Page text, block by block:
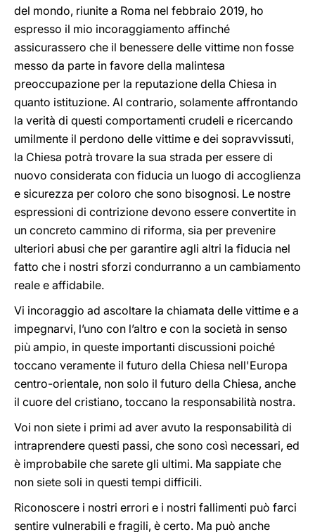
del mondo, riunite a Roma nel febbraio 2019, ho
espresso il mio incoraggiamento affinché
assicurassero che il benessere delle vittime non fosse
messo da parte in favore della malintesa
preoccupazione per la reputazione della Chiesa in
quanto istituzione. Al contrario, solamente affrontando
la verità di questi comportamenti crudeli e ricercando
umilmente il perdono delle vittime e dei sopravvissuti,
la Chiesa potrà trovare la sua strada per essere di
nuovo considerata con fiducia un luogo di accoglienza
e sicurezza per coloro che sono bisognosi. Le nostre
espressioni di contrizione devono essere convertite in
un concreto cammino di riforma, sia per prevenire
ulteriori abusi che per garantire agli altri la fiducia nel
fatto che i nostri sforzi condurranno a un cambiamento
reale e affidabile.
Vi incoraggio ad ascoltare la chiamata delle vittime e a
impegnarvi, l’uno con l’altro e con la società in senso
più ampio, in queste importanti discussioni poiché
toccano veramente il futuro della Chiesa nell'Europa
centro-orientale, non solo il futuro della Chiesa, anche
il cuore del cristiano, toccano la responsabilità nostra.
Voi non siete i primi ad aver avuto la responsabilità di
intraprendere questi passi, che sono così necessari, ed
è improbabile che sarete gli ultimi. Ma sappiate che
non siete soli in questi tempi difficili.
Riconoscere i nostri errori e i nostri fallimenti può farci
sentire vulnerabili e fragili, è certo. Ma può anche